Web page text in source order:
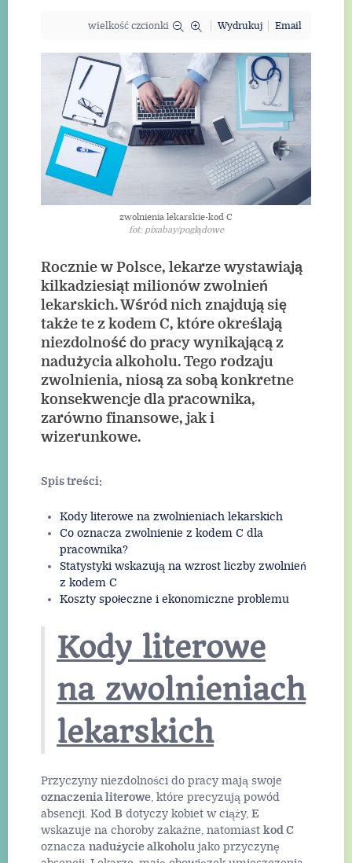
wielkość czcionki Wydrukuj Email
zwolnienia lekarskie-kod C
fot: pixabay/poglądowe
Rocznie w Polsce, lekarze wystawiają
kilkadziesiąt milionów zwolnień
lekarskich. Wśród nich znajdują się
także te z kodem C, które określają
niezdolność do pracy wynikającą z
nadużycia alkoholu. Tego rodzaju
zwolnienia, niosą za sobą konkretne
konsekwencje dla pracownika,
zarówno finansowe, jak i
wizerunkowe.
Spis treści:
Kody literowe na zwolnieniach lekarskich
Co oznacza zwolnienie z kodem C dla
pracownika?
Statystyki wskazują na wzrost liczby zwolnień
z kodem C
Koszty społeczne i ekonomiczne problemu
Kody literowe
na zwolnieniach
lekarskich
Przyczyny niezdolności do pracy mają swoje
oznaczenia literowe, które precyzują powód
absencji. Kod B dotyczy kobiet w ciąży, E
wskazuje na choroby zakaźne, natomiast kod C
oznacza nadużycie alkoholu jako przyczynę